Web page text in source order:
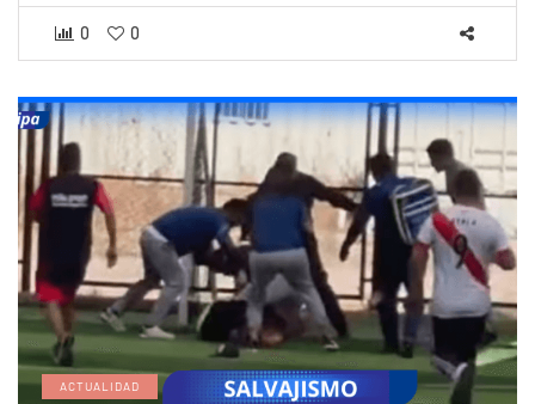
0 0
ACTUALIDAD